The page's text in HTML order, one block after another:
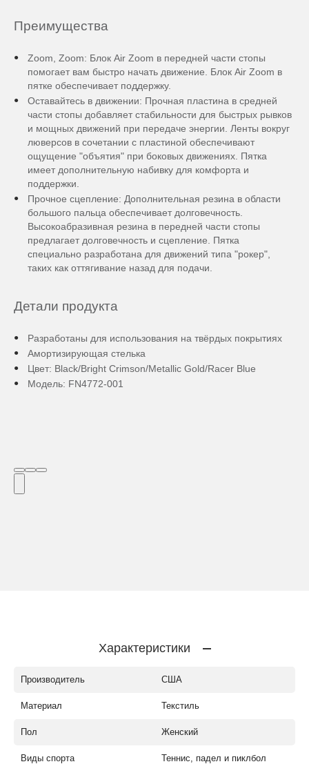
Преимущества
Zoom, Zoom: Блок Air Zoom в передней части стопы
помогает вам быстро начать движение. Блок Air Zoom в
пятке обеспечивает поддержку.
Оставайтесь в движении: Прочная пластина в средней
части стопы добавляет стабильности для быстрых рывков
и мощных движений при передаче энергии. Ленты вокруг
люверсов в сочетании с пластиной обеспечивают
ощущение "объятия" при боковых движениях. Пятка
имеет дополнительную набивку для комфорта и
поддержки.
Прочное сцепление: Дополнительная резина в области
большого пальца обеспечивает долговечность.
Высокоабразивная резина в передней части стопы
предлагает долговечность и сцепление. Пятка
специально разработана для движений типа "рокер",
таких как оттягивание назад для подачи.
Детали продукта
Разработаны для использования на твёрдых покрытиях
Амортизирующая стелька
Цвет: Black/Bright Crimson/Metallic Gold/Racer Blue
Модель: FN4772-001
Характеристики
Производитель США
Материал Текстиль
Пол Женский
Виды спорта Теннис, падел и пиклбол